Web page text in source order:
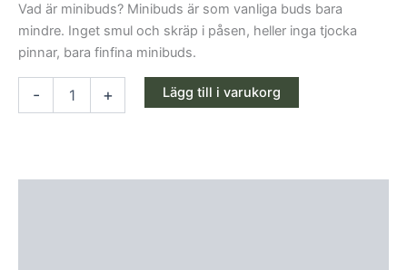
Vad är minibuds? Minibuds är som vanliga buds bara
mindre. Inget smul och skräp i påsen, heller inga tjocka
pinnar, bara finfina minibuds.
- + Lägg till i varukorg